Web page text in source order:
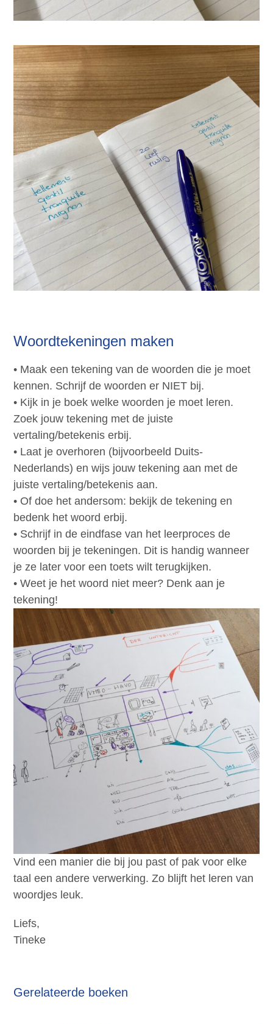
Woordtekeningen maken
• Maak een tekening van de woorden die je moet
kennen. Schrijf de woorden er NIET bij.
• Kijk in je boek welke woorden je moet leren.
Zoek jouw tekening met de juiste
vertaling/betekenis erbij.
• Laat je overhoren (bijvoorbeeld Duits-
Nederlands) en wijs jouw tekening aan met de
juiste vertaling/betekenis aan.
• Of doe het andersom: bekijk de tekening en
bedenk het woord erbij.
• Schrijf in de eindfase van het leerproces de
woorden bij je tekeningen. Dit is handig wanneer
je ze later voor een toets wilt terugkijken.
• Weet je het woord niet meer? Denk aan je
tekening!
Vind een manier die bij jou past of pak voor elke
taal een andere verwerking. Zo blijft het leren van
woordjes leuk.
Liefs,
Tineke
Gerelateerde boeken